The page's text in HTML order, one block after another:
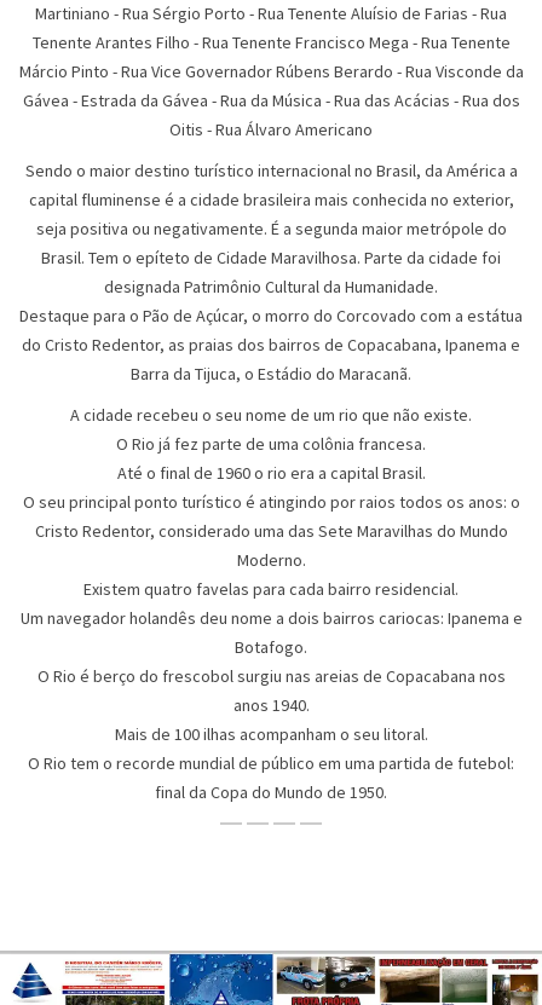
Martiniano - Rua Sérgio Porto - Rua Tenente Aluísio de Farias - Rua
Tenente Arantes Filho - Rua Tenente Francisco Mega - Rua Tenente
Márcio Pinto - Rua Vice Governador Rúbens Berardo - Rua Visconde da
Gávea - Estrada da Gávea - Rua da Música - Rua das Acácias - Rua dos
Oitis - Rua Álvaro Americano
Sendo o maior destino turístico internacional no Brasil, da América a
capital fluminense é a cidade brasileira mais conhecida no exterior,
seja positiva ou negativamente. É a segunda maior metrópole do
Brasil. Tem o epíteto de Cidade Maravilhosa. Parte da cidade foi
designada Patrimônio Cultural da Humanidade.
Destaque para o Pão de Açúcar, o morro do Corcovado com a estátua
do Cristo Redentor, as praias dos bairros de Copacabana, Ipanema e
Barra da Tijuca, o Estádio do Maracanã.
A cidade recebeu o seu nome de um rio que não existe.
O Rio já fez parte de uma colônia francesa.
Até o final de 1960 o rio era a capital Brasil.
O seu principal ponto turístico é atingindo por raios todos os anos: o
Cristo Redentor, considerado uma das Sete Maravilhas do Mundo
Moderno.
Existem quatro favelas para cada bairro residencial.
Um navegador holandês deu nome a dois bairros cariocas: Ipanema e
Botafogo.
O Rio é berço do frescobol surgiu nas areias de Copacabana nos
anos 1940.
Mais de 100 ilhas acompanham o seu litoral.
O Rio tem o recorde mundial de público em uma partida de futebol:
final da Copa do Mundo de 1950.